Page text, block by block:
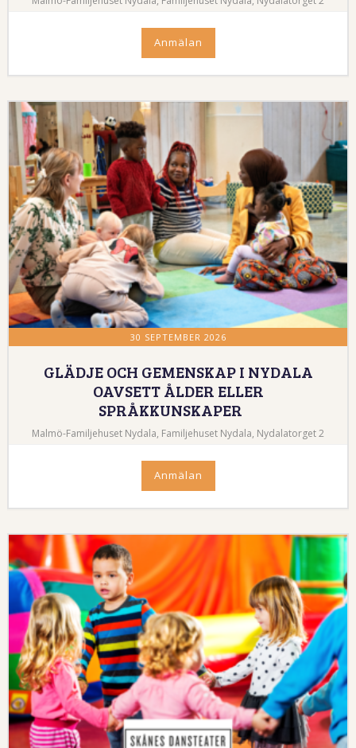
Anmälan
30 SEPTEMBER 2026
GLÄDJE OCH GEMENSKAP I NYDALA
OAVSETT ÅLDER ELLER
SPRÅKKUNSKAPER
Malmö-Familjehuset Nydala, Familjehuset Nydala, Nydalatorget 2
Anmälan